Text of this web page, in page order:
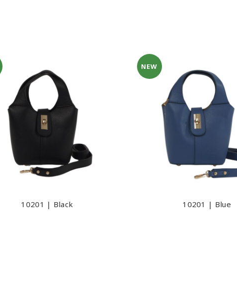
10201 | Black
NEW
10201 | Blue